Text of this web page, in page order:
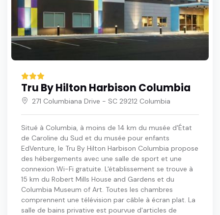
Tru By Hilton Harbison Columbia
271 Columbiana Drive - SC 29212 Columbia
Situé à Columbia, à moins de 14 km du musée d'État
de Caroline du Sud et du musée pour enfants
EdVenture, le Tru By Hilton Harbison Columbia propose
des hébergements avec une salle de sport et une
connexion Wi-Fi gratuite. L'établissement se trouve à
15 km du Robert Mills House and Gardens et du
Columbia Museum of Art. Toutes les chambres
comprennent une télévision par câble à écran plat. La
salle de bains privative est pourvue d'articles de